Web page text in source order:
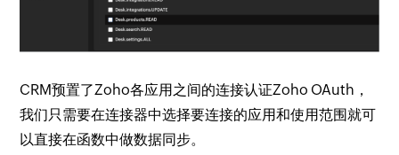
CRM预置了Zoho各应用之间的连接认证Zoho OAuth，
我们只需要在连接器中选择要连接的应用和使用范围就可
以直接在函数中做数据同步。